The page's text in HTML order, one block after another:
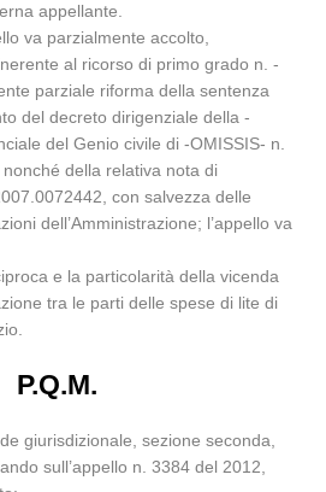
appellante.
va parzialmente accolto,
al ricorso di primo grado n. -
parziale riforma della sentenza
del decreto dirigenziale della -
del Genio civile di -OMISSIS- n.
della relativa nota di
con salvezza delle
dell’Amministrazione; l’appello va
e la particolarità della vicenda
tra le parti delle spese di lite di
P.Q.M.
giurisdizionale, sezione seconda,
sull’appello n. 3384 del 2012,